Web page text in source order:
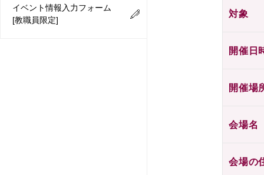
対象
開催日
開催場
会場名
会場の
イベント情報入力フォーム
[教職員限定]